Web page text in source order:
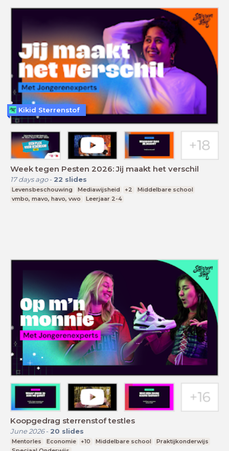
Week tegen Pesten 2026: Jij maakt het verschil
17 days ago- 22 slides
Levensbeschouwing Mediawijsheid +2
Middelbare school
vmbo, mavo, havo, vwo
Leerjaar 2-4
Kikid Sterrenstof
Koopgedrag sterrenstof testles
June 2026- 20 slides
Mentorles Economie +10 Middelbare school
Praktijkonderwijs